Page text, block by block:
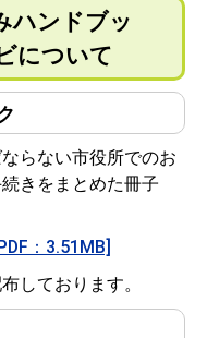
ハンドブッ
について
らない市役所でのお
きをまとめた冊子
：3.51MB]
しております。